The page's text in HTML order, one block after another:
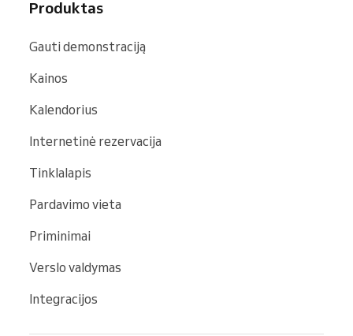
Produktas
Gauti demonstraciją
Kainos
Kalendorius
Internetinė rezervacija
Tinklalapis
Pardavimo vieta
Priminimai
Verslo valdymas
Integracijos